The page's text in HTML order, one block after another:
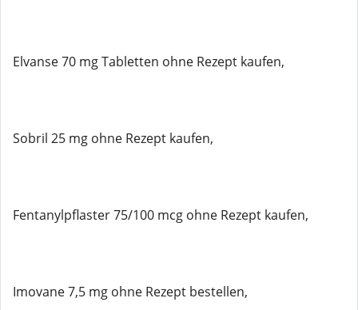
Elvanse 70 mg Tabletten ohne Rezept kaufen,
Sobril 25 mg ohne Rezept kaufen,
Fentanylpflaster 75/100 mcg ohne Rezept kaufen,
Imovane 7,5 mg ohne Rezept bestellen,